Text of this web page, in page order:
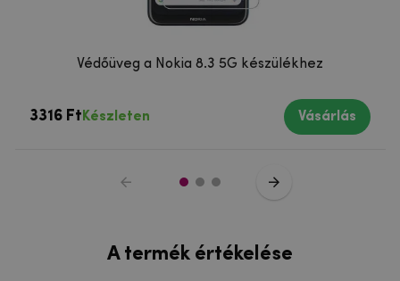
Védőüveg a Nokia 8.3 5G készülékhez
3316 Ft Készleten Vásárlás
A termék értékelése